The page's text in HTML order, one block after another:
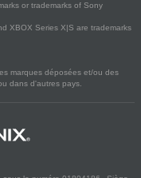
or trademarks of Sony
XBOX Series X|S are trademarks
marques déposées et/ou des
dans d'autres pays.